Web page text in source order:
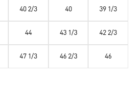
39 1/3
40
40 2/3
42 2/3
43 1/3
44
46
46 2/3
47 1/3